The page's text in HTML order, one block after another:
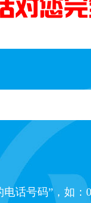
话号码”，如：